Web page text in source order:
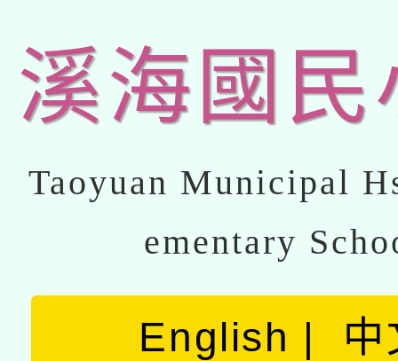
溪海國民
Taoyuan Municipal
ementary
English 中